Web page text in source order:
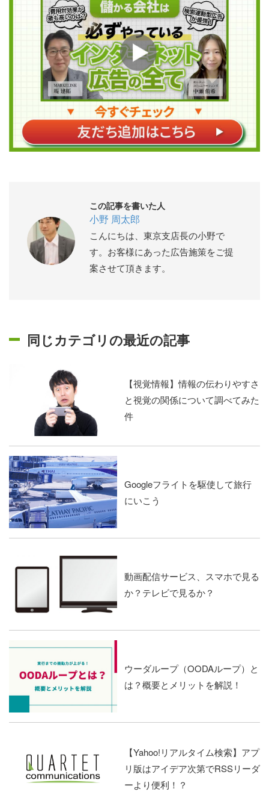
この記事を書いた人
小野 周太郎
こんにちは、東京支店長の小野で
す。お客様にあった広告施策をご提
案させて頂きます。
同じカテゴリの最近の記事
【視覚情報】情報の伝わりやすさ
と視覚の関係について調べてみた
件
Googleフライトを駆使して旅行
にいこう
動画配信サービス、スマホで見る
か？テレビで見るか？
ウーダループ（OODAループ）と
は？概要とメリットを解説！
【Yahoo!リアルタイム検索】アプ
リ版はアイデア次第でRSSリーダ
ーより便利！？